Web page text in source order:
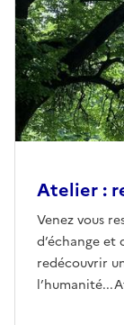
Atelier :
Venez vous
d’échange et
redécouvrir